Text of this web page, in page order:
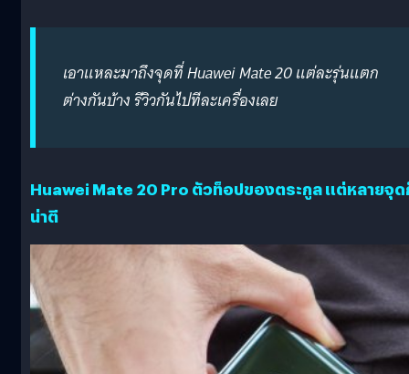
เอาแหละมาถึงจุดที่ Huawei Mate 20 แต่ละรุ่นแตก
ต่างกันบ้าง รีวิวกันไปทีละเครื่องเลย
Huawei Mate 20 Pro ตัวท็อปของตระกูล แต่หลายจุ
น่าตี